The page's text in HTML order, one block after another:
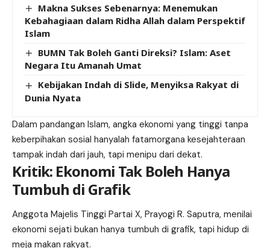
Makna Sukses Sebenarnya: Menemukan
Kebahagiaan dalam Ridha Allah dalam Perspektif
Islam
BUMN Tak Boleh Ganti Direksi? Islam: Aset
Negara Itu Amanah Umat
Kebijakan Indah di Slide, Menyiksa Rakyat di
Dunia Nyata
Dalam pandangan Islam, angka ekonomi yang tinggi tanpa
keberpihakan sosial hanyalah fatamorgana kesejahteraan
tampak indah dari jauh, tapi menipu dari dekat.
Kritik: Ekonomi Tak Boleh Hanya
Tumbuh di Grafik
Anggota Majelis Tinggi Partai X, Prayogi R. Saputra, menilai
ekonomi sejati bukan hanya tumbuh di grafik, tapi hidup di
meja makan rakyat.